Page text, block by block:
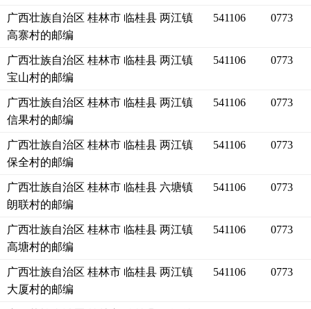
广西壮族自治区 桂林市 临桂县 两江镇
高寨村的邮编
541106 0773
广西壮族自治区 桂林市 临桂县 两江镇
宝山村的邮编
541106 0773
广西壮族自治区 桂林市 临桂县 两江镇
信果村的邮编
541106 0773
广西壮族自治区 桂林市 临桂县 两江镇
保全村的邮编
541106 0773
广西壮族自治区 桂林市 临桂县 六塘镇
朗联村的邮编
541106 0773
广西壮族自治区 桂林市 临桂县 两江镇
高塘村的邮编
541106 0773
广西壮族自治区 桂林市 临桂县 两江镇
大厦村的邮编
541106 0773